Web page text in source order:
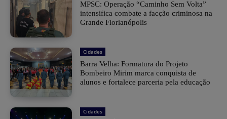
MPSC: Operação “Caminho Sem Volta”
intensifica combate a facção criminosa na
Grande Florianópolis
Cidades
Barra Velha: Formatura do Projeto
Bombeiro Mirim marca conquista de
alunos e fortalece parceria pela educação
Cidades